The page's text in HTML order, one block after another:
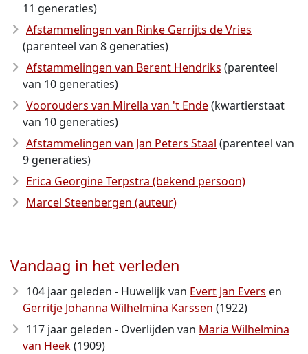
11 generaties)
Afstammelingen van Rinke Gerrijts de Vries
(parenteel van 8 generaties)
Afstammelingen van Berent Hendriks (parenteel
van 10 generaties)
Voorouders van Mirella van 't Ende(kwartierstaat
van 10 generaties)
Afstammelingen van Jan Peters Staal (parenteel van
9 generaties)
Erica Georgine Terpstra (bekend persoon)
Marcel Steenbergen (auteur)
Vandaag in het verleden
104 jaar geleden - Huwelijk van Evert Jan Evers en
Gerritje Johanna Wilhelmina Karssen (1922)
117 jaar geleden - Overlijden van Maria Wilhelmina
van Heek(1909)